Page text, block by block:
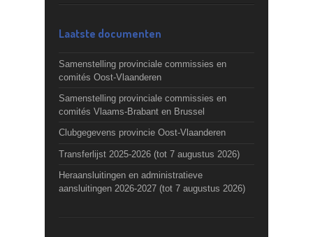
Laatste documenten
Samenstelling provinciale commissies en
comités Oost-Vlaanderen
Samenstelling provinciale commissies en
comités Vlaams-Brabant en Brussel
Clubgegevens provincie Oost-Vlaanderen
Transferlijst 2025-2026 (tot 7 augustus 2026)
Heraansluitingen en administratieve
aansluitingen 2026-2027 (tot 7 augustus 2026)